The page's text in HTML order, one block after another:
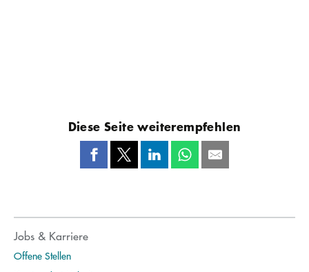
Diese Seite weiterempfehlen
Jobs & Karriere
Offene Stellen